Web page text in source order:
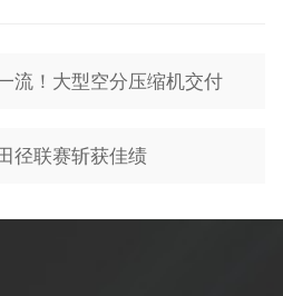
流！大型空分压缩机交付
径联赛斩获佳绩